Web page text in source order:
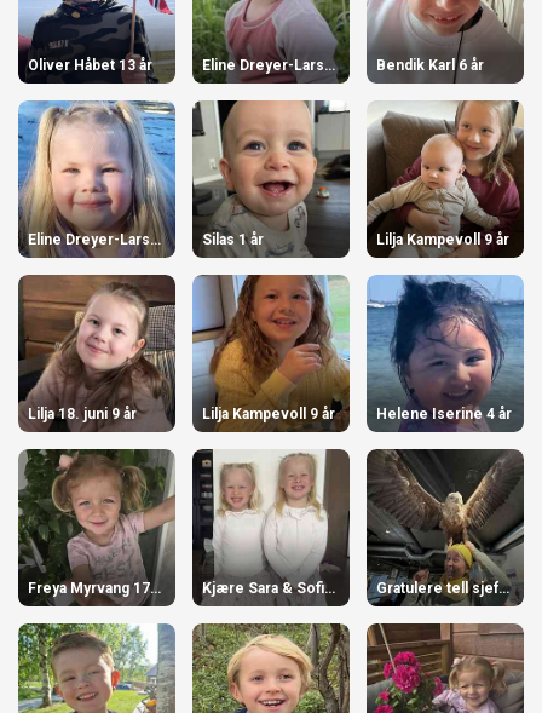
Oliver Håbet 13 år Eline Dreyer-Larsen 4 år Bendik Karl 6 år
Eline Dreyer-Larsen 4 år Silas 1 år Lilja Kampevoll 9 år
Lilja 18. juni 9 år Lilja Kampevoll 9 år Helene Iserine 4 år
Freya Myrvang 17.juni 3 år Kjære Sara & Sofie K. Wangen 4 år Gratulere tell sjefskråka 50 år